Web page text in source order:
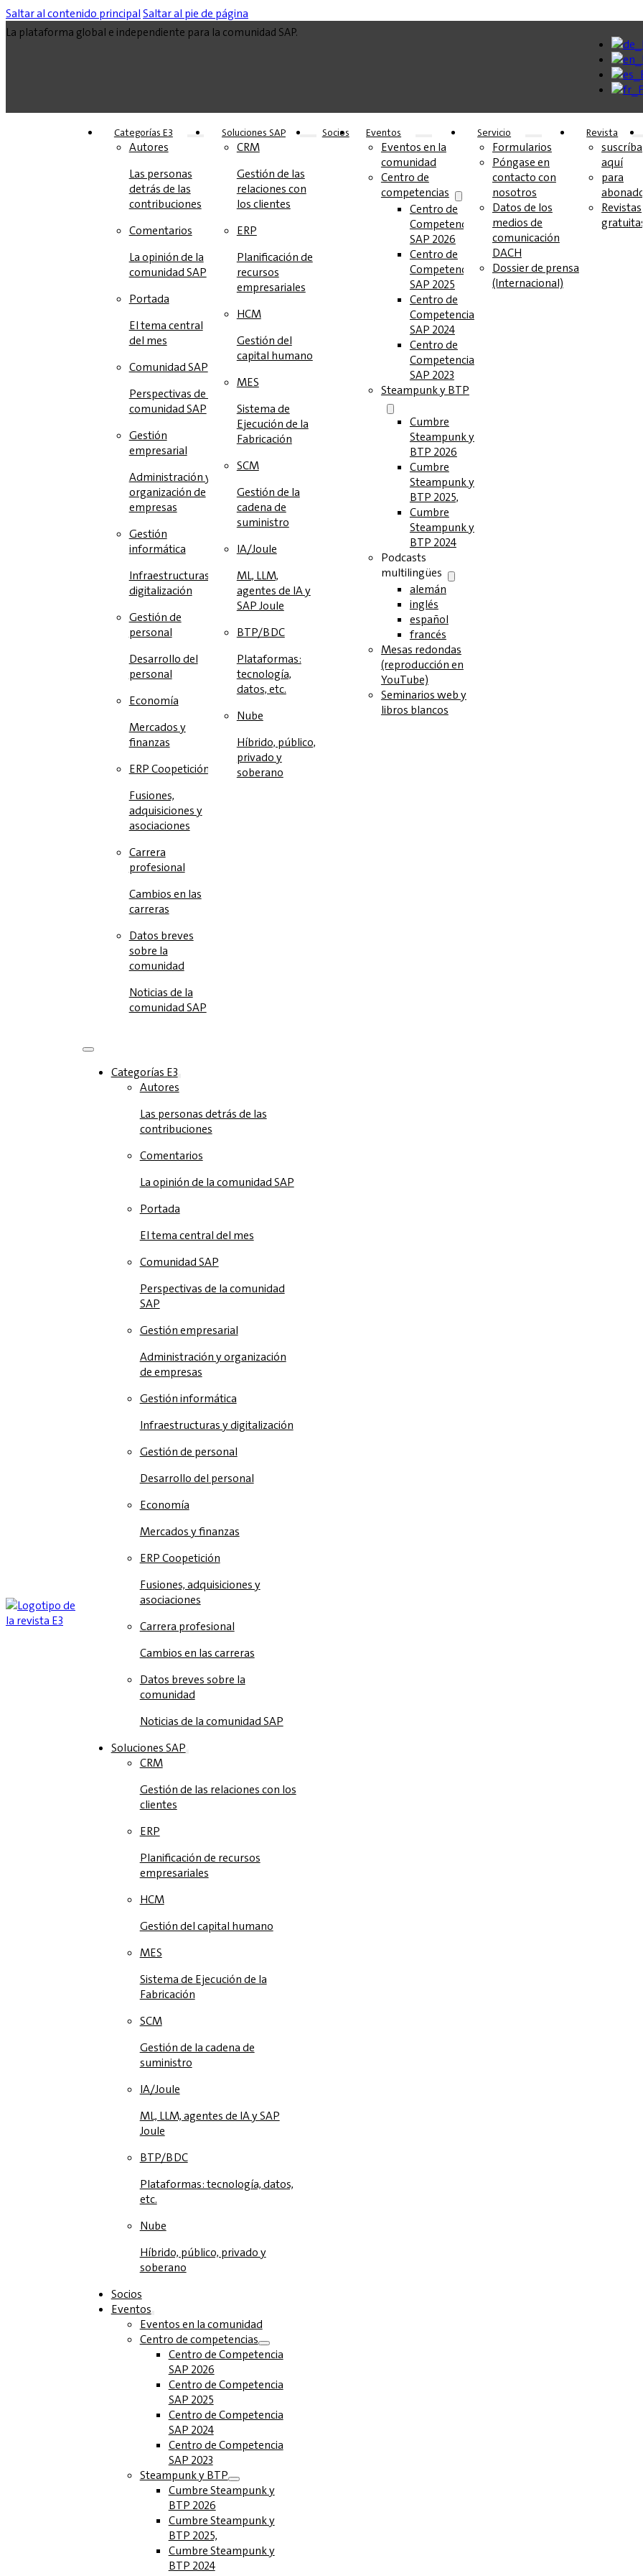
Saltar al contenido principalSaltar al pie de página
La plataforma global e independiente para la comunidad SAP.
Categorías E3
Autores
Las personas
detrás de las
contribuciones
Comentarios
La opinión de la
comunidad SAP
Portada
El tema central
del mes
Comunidad SAP
Perspectivas de la
comunidad SAP
Gestión
empresarial
Administración y
organización de
empresas
Gestión
informática
Infraestructuras y
digitalización
Gestión de
personal
Desarrollo del
personal
Economía
Mercados y
finanzas
ERP Coopetición
Fusiones,
adquisiciones y
asociaciones
Carrera
profesional
Cambios en las
carreras
Datos breves
sobre la
comunidad
Noticias de la
comunidad SAP
Soluciones‎‎ SAP
CRM
Gestión de las
relaciones con
los clientes
ERP
Planificación de
recursos
empresariales
HCM
Gestión del
capital humano
MES
Sistema de
Ejecución de la
Fabricación
SCM
Gestión de la
cadena de
suministro
IA/Joule
ML, LLM,
agentes de IA y
SAP Joule
BTP/BDC
Plataformas:
tecnología,
datos, etc.
Nube
Híbrido, público,
privado y
soberano
Socios Eventos
Eventos en la
comunidad
Centro de
competencias
Centro de
Competencia
SAP 2026
Centro de
Competencia
SAP 2025
Centro de
Competencia
SAP 2024
Centro de
Competencia
SAP 2023
Steampunk y BTP
Cumbre
Steampunk y
BTP 2026
Cumbre
Steampunk y
BTP 2025,
Cumbre
Steampunk y
BTP 2024
Podcasts
multilingües
alemán
inglés
español
francés
Mesas redondas
(reproducción en
YouTube)
Seminarios web y
libros blancos
Servicio
Formularios
Póngase en
contacto con
nosotros
Datos de los
medios de
comunicación
DACH
Dossier de prensa
(Internacional)
Revista
aquí
para
abonados
Revistas
gratuitas
Categorías E3
Autores
Las personas detrás de las
contribuciones
Comentarios
La opinión de la comunidad SAP
Portada
El tema central del mes
Comunidad SAP
Perspectivas de la comunidad
SAP
Gestión empresarial
Administración y organización
de empresas
Gestión informática
Infraestructuras y digitalización
Gestión de personal
Desarrollo del personal
Economía
Mercados y finanzas
ERP Coopetición
Fusiones, adquisiciones y
asociaciones
Carrera profesional
Cambios en las carreras
Datos breves sobre la
comunidad
Noticias de la comunidad SAP
Soluciones‎‎ SAP
CRM
Gestión de las relaciones con los
clientes
ERP
Planificación de recursos
empresariales
HCM
Gestión del capital humano
MES
Sistema de Ejecución de la
Fabricación
SCM
Gestión de la cadena de
suministro
IA/Joule
ML, LLM, agentes de IA y SAP
Joule
BTP/BDC
Plataformas: tecnología, datos,
etc.
Nube
Híbrido, público, privado y
soberano
Socios
Eventos
Eventos en la comunidad
Centro de competencias
Centro de Competencia
SAP 2026
Centro de Competencia
SAP 2025
Centro de Competencia
SAP 2024
Centro de Competencia
SAP 2023
Steampunk y BTP
Cumbre Steampunk y
BTP 2026
Cumbre Steampunk y
BTP 2025,
Cumbre Steampunk y
BTP 2024